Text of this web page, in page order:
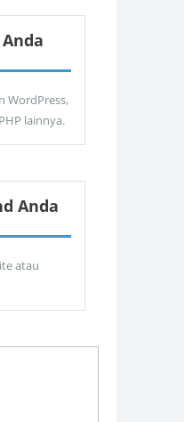
WordPress,
lainnya.
Anda
atau